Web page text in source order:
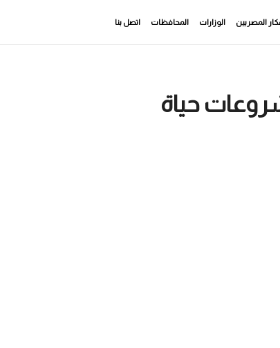
المصريين الوزارات المحافظات اتصل بنا
حياة